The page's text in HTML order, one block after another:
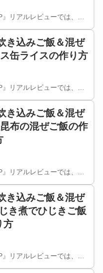
リアルレビューでは、…
き込みご飯＆混ぜ
缶ライスの作り方
』リアルレビューでは、…
き込みご飯＆混ぜ
布の混ぜご飯の作
リアルレビューでは、…
き込みご飯＆混ぜ
き煮でひじきご飯
方
リアルレビューでは、…